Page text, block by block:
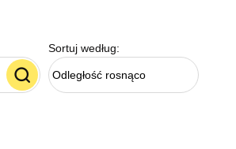
Sortuj według:
Odległość rosnąco